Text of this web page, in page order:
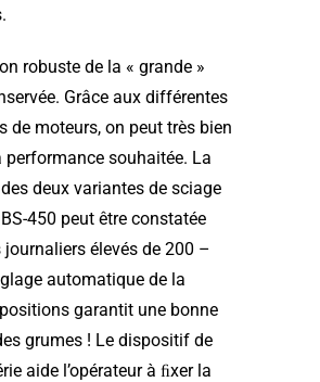
robuste de la « grande »
Grâce aux différentes
de moteurs, on peut très bien
performance souhaitée. La
deux variantes de sciage
450 peut être constatée
journaliers élevés de 200 –
automatique de la
garantit une bonne
grumes ! Le dispositif de
aide l’opérateur à ﬁxer la